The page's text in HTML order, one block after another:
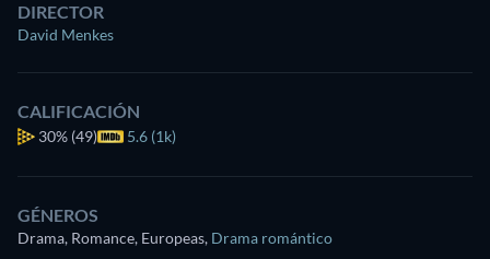
DIRECTOR
David Menkes
CALIFICACIÓN
30% (49) 5.6 (1k)
GÉNEROS
Drama, Romance, Europeas, Drama romántico